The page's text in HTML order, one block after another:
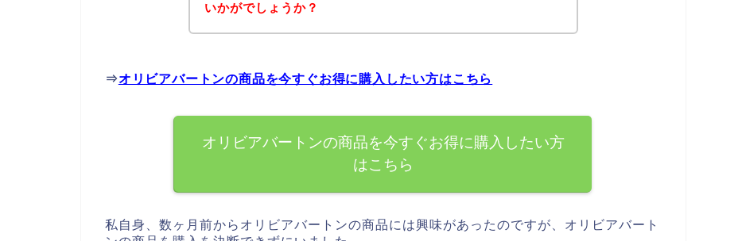
いかがでしょうか？
⇒オリビアバートンの商品を今すぐお得に購入したい方はこちら
オリビアバートンの商品を今すぐお得に購入したい方
はこちら
私自身、数ヶ月前からオリビアバートンの商品には興味があったのですが、オリビアバート